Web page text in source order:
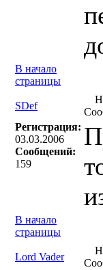
В начало
страницы
SDef
Регистрация:
03.03.2006
Сообщений:
159
В начало
страницы
Lord Vader